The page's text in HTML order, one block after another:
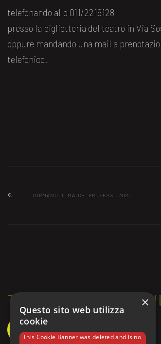
telefonando allo 011/2216128
presso la biglietteria del teatro in Via
oppure mandando una mail a
telefonico.
TORNANO I MATCH PROFESSIONISTI!
TI PIACE? ×
Questo sito web utilizza
cookie
This Cookie Banner was deleted and is no